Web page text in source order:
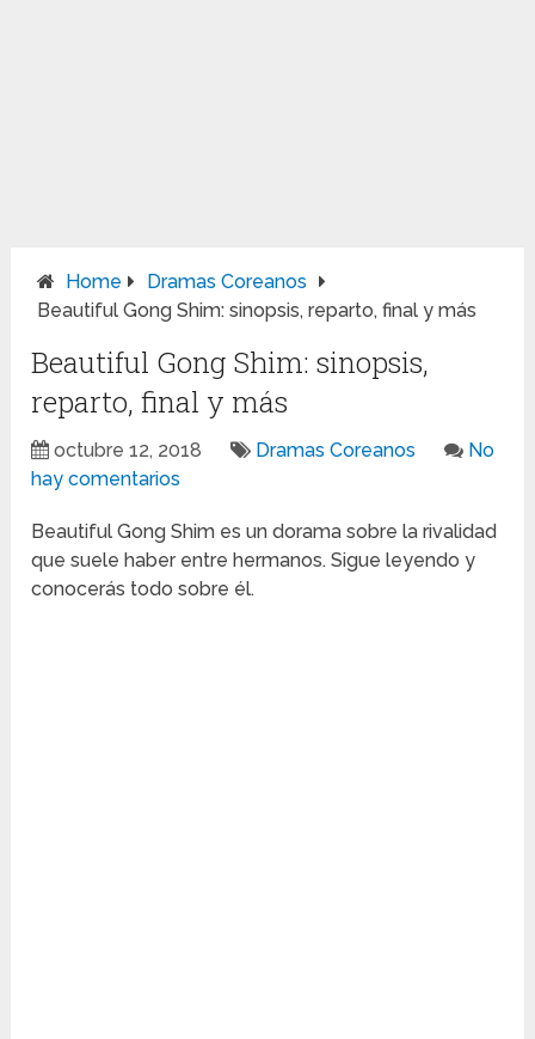
Home
Dramas Coreanos
Beautiful Gong Shim: sinopsis, reparto, final y más
Beautiful Gong Shim: sinopsis,
reparto, final y más
octubre 12, 2018 Dramas Coreanos
No
hay comentarios
Beautiful Gong Shim es un dorama sobre la rivalidad
que suele haber entre hermanos. Sigue leyendo y
conocerás todo sobre él.